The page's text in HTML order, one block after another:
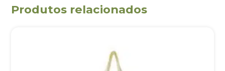
Produtos relacionados